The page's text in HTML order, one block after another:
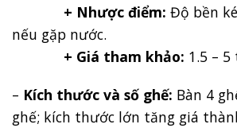
+ Nhược điểm: Độ bền
nếu gặp nước.
+ Giá tham khảo: 1.5 –
– Kích thước và số ghế: Bàn 4
ghế; kích thước lớn tăng giá